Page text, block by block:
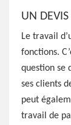
UN
Le travail
fonctions.
question se
ses clients
peut
travail de